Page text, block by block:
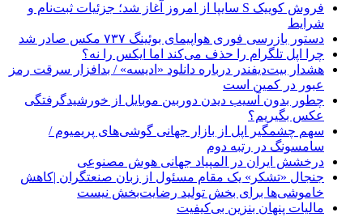
فروش کوییک S سایپا از امروز آغاز شد؛ جزئیات ثبت‌نام و
شرایط
دستور بازرسی فوری هواپیمای بوئینگ ۷۳۷ مکس صادر شد
چرا اپل تلگرام را حذف می‌کند اما ایکس را نه؟
هشدار بیت‌دیفندر درباره دانلود «ادیسه» / بدافزار سرقت رمز
عبور در کمین است
چطور بدون آسیب دیدن دوربین موبایل از خورشیدگرفتگی
عکس بگیریم؟
سهم چشمگیر اپل از بازار جهانی گوشی‌های پریمیوم /
سامسونگ در رتبه دوم
درخشش ایران در المپیاد جهانی هوش مصنوعی
جنجال «تشکر» یک مقام مسئول از زبان صنعتگران |کاهش
خاموشی‌ها برای بخش تولید رضایت‌بخش نیست
مالیات پنهان بنزین بی‌کیفیت